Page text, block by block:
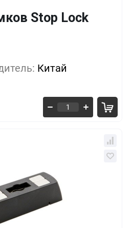
Stop Lock
Китай
За 1 шт.